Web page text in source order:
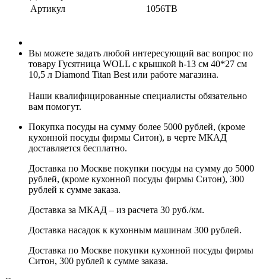
Артикул
1056TB
Вы можете задать любой интересующий вас вопрос по
товару Гусятница WOLL с крышкой h-13 см 40*27 см
10,5 л Diamond Titan Best или работе магазина.
Наши квалифицированные специалисты обязательно
вам помогут.
Покупка посуды на сумму более 5000 рублей, (кроме
кухонной посуды фирмы Ситон), в черте МКАД
доставляется бесплатно.
Доставка по Москве покупки посуды на сумму до 5000
рублей, (кроме кухонной посуды фирмы Ситон), 300
рублей к сумме заказа.
Доставка за МКАД – из расчета 30 руб./км.
Доставка насадок к кухонным машинам 300 рублей.
Доставка по Москве покупки кухонной посуды фирмы
Ситон, 300 рублей к сумме заказа.